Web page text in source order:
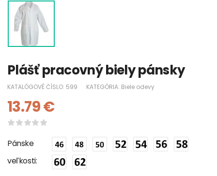
Plášť pracovný biely pánsky
KATALÓGOVÉ ČÍSLO: 599 KATEGÓRIA: Biele odevy
13.79€
Pánske
veľkosti